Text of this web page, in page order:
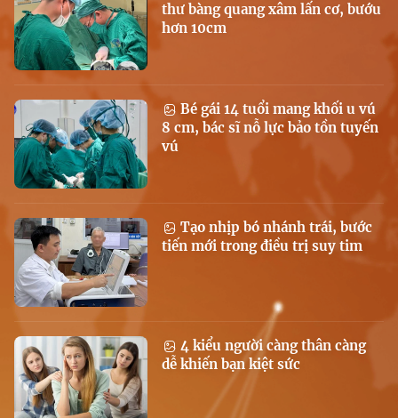
thư bàng quang xâm lấn cơ, bướu
hơn 10cm
Bé gái 14 tuổi mang khối u vú
8 cm, bác sĩ nỗ lực bảo tồn tuyến
vú
Tạo nhịp bó nhánh trái, bước
tiến mới trong điều trị suy tim
4 kiểu người càng thân càng
dễ khiến bạn kiệt sức